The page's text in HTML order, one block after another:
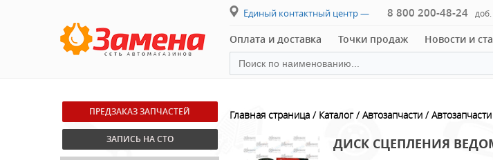
Единый контактный центр — 8 800 200-48-24
Оплата и доставка Точки продаж Новости и
ПРЕДЗАКАЗ ЗАПЧАСТЕЙ
ЗАПИСЬ НА СТО
Главная страница Каталог Автозапчасти
ДИСК СЦЕПЛЕНИЯ